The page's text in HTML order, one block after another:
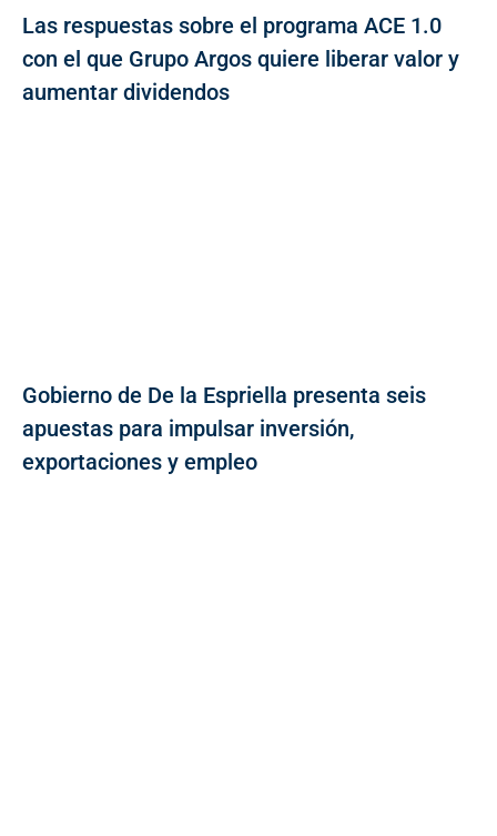
Las respuestas sobre el programa ACE 1.0
con el que Grupo Argos quiere liberar valor y
aumentar dividendos
Gobierno de De la Espriella presenta seis
apuestas para impulsar inversión,
exportaciones y empleo